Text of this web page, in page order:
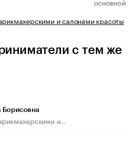
ОСНОВНОЙ
и салонами красоты
с тем же
Борисовна
и...